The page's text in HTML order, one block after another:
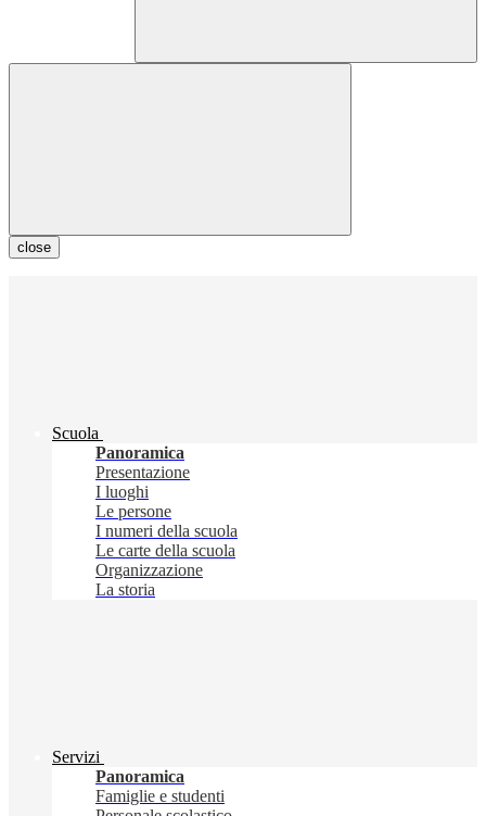
close
Scuola
Panoramica
Presentazione
I luoghi
Le persone
I numeri della scuola
Le carte della scuola
Organizzazione
La storia
Servizi
Panoramica
Famiglie e studenti